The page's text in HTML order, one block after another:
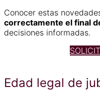
Conocer estas
correctamente el final
decisiones informadas.
Edad legal de